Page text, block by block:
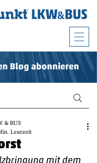
Blog abonnieren
& BUS
Lesezeit
mit dem